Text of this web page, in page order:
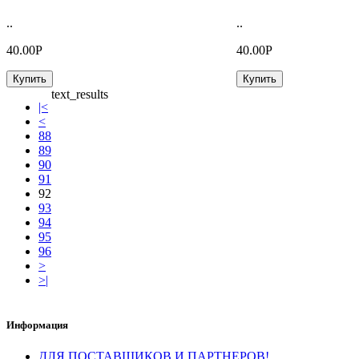
..
40.00Р
Купить
..
40.00Р
Купить
|<
<
88
89
90
91
92
93
94
95
96
>
>|
text_results
Информация
ДЛЯ ПОСТАВЩИКОВ И ПАРТНЕРОВ!